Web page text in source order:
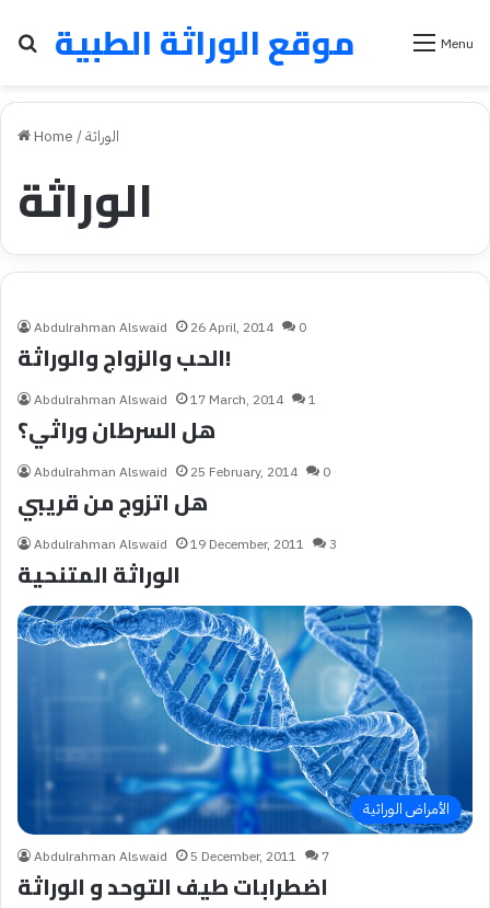
Search for
موقع الوراثة الطبية Menu
Home /الوراثة
الوراثة
Abdulrahman Alswaid 26 April, 2014 0
الحب والزواج والوراثة!
Abdulrahman Alswaid 17 March, 2014 1
هل السرطان وراثي؟
Abdulrahman Alswaid 25 February, 2014 0
هل اتزوج من قريبي
Abdulrahman Alswaid 19 December, 2011 3
الوراثة المتنحية
الأمراض الوراثية
Abdulrahman Alswaid 5 December, 2011 7
اضطرابات طيف التوحد و الوراثة